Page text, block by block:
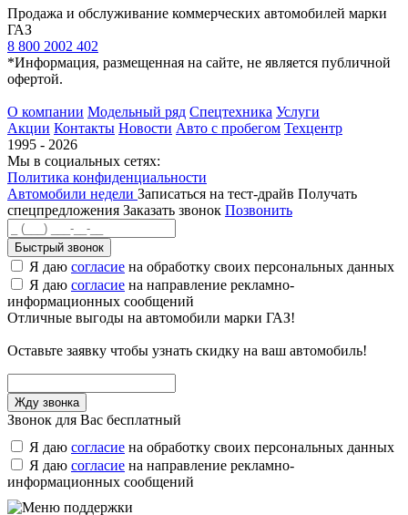
Продажа и обслуживание коммерческих автомобилей марки
ГАЗ
8 800 2002 402
*Информация, размещенная на сайте, не является публичной
офертой.
О компании Модельный ряд Спецтехника Услуги
Акции Контакты Новости Авто с пробегом Техцентр
1995 - 2026
Мы в социальных сетях:
Политика конфиденциальности
Автомобили недели Записаться на тест-драйв Получать
спецпредложения Заказать звонок Позвонить
Быстрый звонок
Я даю согласие на обработку своих персональных данных
Я даю согласие на направление рекламно-
информационных сообщений
Отличные выгоды на автомобили марки ГАЗ!
Оставьте заявку чтобы узнать скидку на ваш автомобиль!
Звонок для Вас бесплатный
Я даю согласие на обработку своих персональных данных
Я даю согласие на направление рекламно-
информационных сообщений